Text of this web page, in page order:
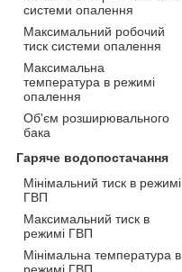
системи опалення
Максимальний робочий
тиск системи опалення
Максимальна
температура в режимі
опалення
Об'єм розширювального
бака
Гаряче водопостачання
Мінімальний тиск в режимі
ГВП
Максимальний тиск в
режимі ГВП
Мінімальна температура в
режимі ГВП